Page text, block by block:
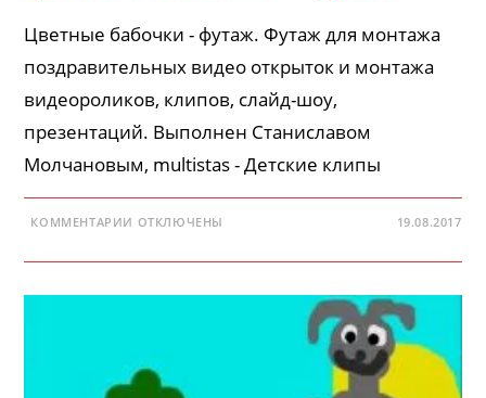
Цветные бабочки - футаж. Футаж для монтажа
поздравительных видео открыток и монтажа
видеороликов, клипов, слайд-шоу,
презентаций. Выполнен Станиславом
Молчановым, multistas - Детские клипы
КОММЕНТАРИИ К
БАБОЧКИ
ФУТАЖ
ОТКЛЮЧЕНЫ 19.08.2017